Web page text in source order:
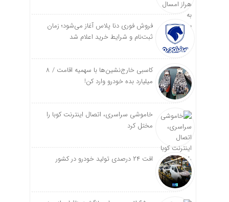
فروش فوری دنا پلاس آغاز می‌شود؛ زمان
ثبت‌نام و شرایط خرید اعلام شد
کاسبی خارج‌نشین‌ها با سهمیه اقامت / ۸
میلیارد بده خودرو وارد کن!
خاموشی سراسری، اتصال اینترنت کوبا را
مختل کرد
افت ۲۴ درصدی تولید خودرو در کشور